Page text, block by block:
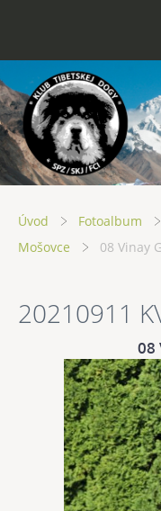
Úvod Fotoalbum
Mošovce
08 Vinay
20210911
08